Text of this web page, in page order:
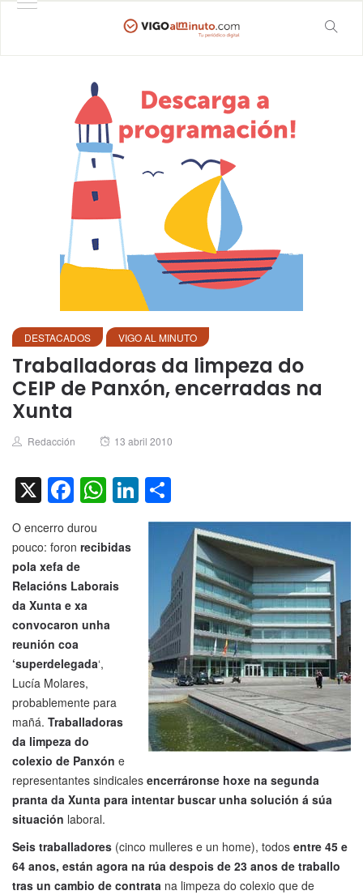
DESTACADOS VIGO AL MINUTO
Traballadoras da limpeza do
CEIP de Panxón, encerradas na
Xunta
Author
Redacción
Posted
13 abril 2010
X Facebook
WhatsApp
LinkedIn
O encerro durou
pouco: foron recibidas
pola xefa de
Relacións Laborais
da Xunta e xa
convocaron unha
reunión coa
‘superdelegada‘,
Lucía Molares,
probablemente para
mañá. Traballadoras
da limpeza do
colexio de Panxón e
representantes sindicales encerráronse hoxe na segunda
pranta da Xunta para intentar buscar unha solución á súa
situación laboral.
Seis traballadores (cinco mulleres e un home), todos entre 45 e
64 anos, están agora na rúa despois de 23 anos de traballo
tras un cambio de contrata na limpeza do colexio que de